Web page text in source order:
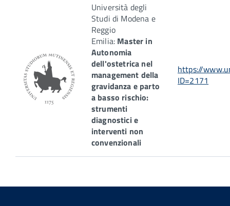
Università degli
Studi di Modena e
Reggio
Emilia: Master in
Autonomia
dell'ostetrica nel
management della
gravidanza e parto
a basso rischio:
strumenti
diagnostici e
interventi non
convenzionali
https://
ID=2171